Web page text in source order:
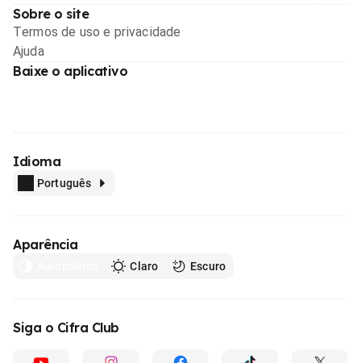
Sobre o site
Termos de uso e privacidade
Ajuda
Baixe o aplicativo
Idioma
Português
Aparência
Claro Escuro
Siga o Cifra Club